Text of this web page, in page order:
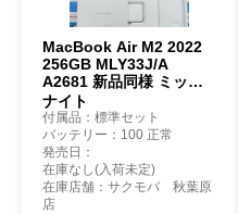
MacBook Air M2 2022
256GB MLY33J/A
A2681 新品同様 ミッド
ナイト
付属品：標準セット
バッテリー：100 正常
発売日：
在庫なし(入荷未定)
在庫店舗：サクモバ 秋葉原
店